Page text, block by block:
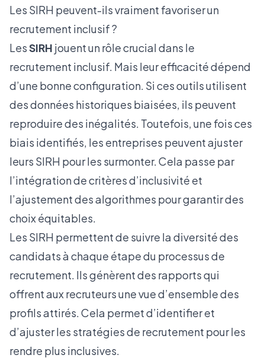
Les SIRH peuvent-ils vraiment favoriser un
recrutement inclusif ?
LesSIRH jouent un rôle crucial dans le
recrutement inclusif. Mais leur efficacité dépend
d’une bonne configuration. Si ces outils utilisent
des données historiques biaisées, ils peuvent
reproduire des inégalités. Toutefois, une fois ces
biais identifiés, les entreprises peuvent ajuster
leurs SIRH pour les surmonter. Cela passe par
l’intégration de critères d’inclusivité et
l’ajustement des algorithmes pour garantir des
choix équitables.
Les SIRH permettent de suivre la diversité des
candidats à chaque étape du processus de
recrutement. Ils génèrent des rapports qui
offrent aux recruteurs une vue d’ensemble des
profils attirés. Cela permet d’identifier et
d’ajuster les stratégies de recrutement pour les
rendre plus inclusives.